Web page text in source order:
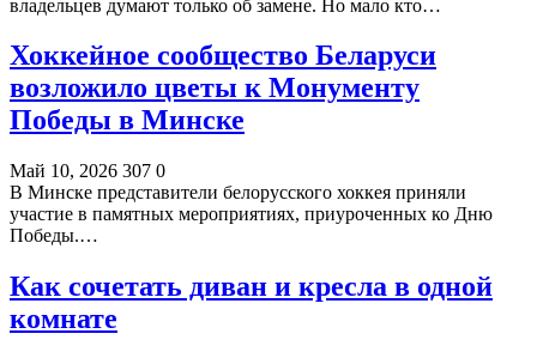
владельцев думают только об замене. Но мало кто…
Хоккейное сообщество Беларуси
возложило цветы к Монументу
Победы в Минске
Май 10, 2026 307 0
В Минске представители белорусского хоккея приняли
участие в памятных мероприятиях, приуроченных ко Дню
Победы.…
Как сочетать диван и кресла в одной
комнате